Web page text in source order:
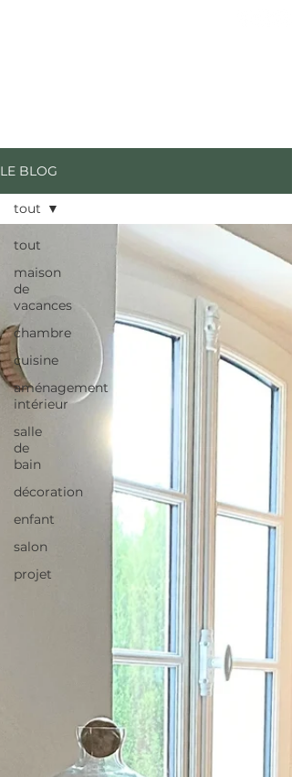
LE BLOG
tout
maison
de
vacances
chambre
cuisine
aménagement
intérieur
salle
de
bain
décoration
enfant
salon
projet
tout